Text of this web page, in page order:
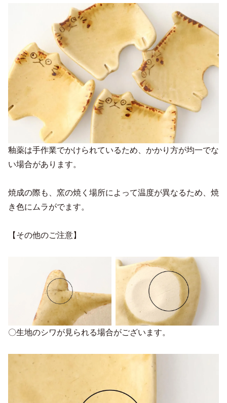
釉薬は手作業でかけられているため、かかり方が均一でな
い場合があります。
焼成の際も、窯の焼く場所によって温度が異なるため、焼
き色にムラがでます。
【その他のご注意】
〇生地のシワが見られる場合がございます。